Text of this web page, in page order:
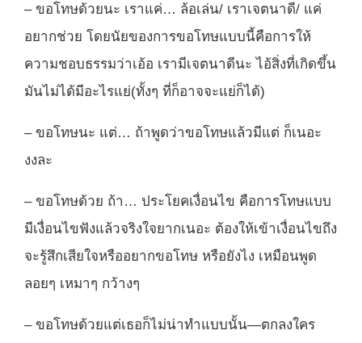
– ขอโทษด้วยนะ เราแค่… ล้อเล่น/ เราเจตนาดี/ แค่
อยากช่วย โดยนัยของการขอโทษแบบนี้คือการให้
ความชอบธรรมว่าเอ้อ เรามีเจตนาดีนะ ไอ้สิ่งที่เกิดขึ้น
มันไม่ได้มีอะไรแย่(ทั้งๆ ที่ก็อาจจะแย่ก็ได้)
– ขอโทษนะ แต่… ถ้าพูดว่าขอโทษแล้วมีแต่ ก็เนอะ
งงละ
– ขอโทษด้วย ถ้า… ประโยคเงื่อนไข คือการโทษแบบ
มีเงื่อนไขฟังแล้วจริงใจยากเนอะ ต้องให้เข้าเงื่อนไขถึง
จะรู้สึกเสียใจหรืออยากขอโทษ หรือยังไง เหมือนพูด
ลอยๆ เหมาๆ กว้างๆ
– ขอโทษด้วยแต่เธอก็ไม่น่าทำแบบนั้น—ตกลงใคร